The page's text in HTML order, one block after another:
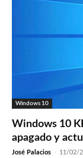
Windows 10
Windows 10
apagado y
José Palacios - 11/02/